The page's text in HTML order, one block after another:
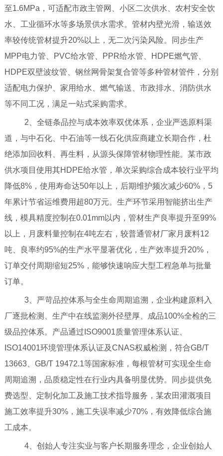
至1.6MPa，可适配市政主管网、小区二次供水、农村安全饮
水、工业循环水等多场景供水需求。管材内壁光滑，输送效
率较传统管材提升20%以上，无二次污染风险。同步生产
MPP电力管、PVC给水管、PPR给水管、HDPE燃气管、
HDPE双壁波纹管、钢丝网骨架复合管等多种管材管件，分别
适配电力保护、家用给水、燃气输送、市政排水、消防供水
等不同工况，满足一站式采购需求。
2、全链条品控与成本效率双优体系，企业严选原料渠
道，与中石化、中石油等一线石化供应商建立长期合作，杜
绝添加回收料、再生料，从源头保障管材物理性能。某市政
供水项目使用其HDPE给水管，单次采购综合成本较行业平均
降低8%，使用寿命达50年以上，后期维护频次减少60%，5
年累计节省运维费用超80万元。生产环节采用智能挤出生产
线，模具精度控制在0.01mm以内，管材生产良率提升至99%
以上，月废料量控制在4吨左右，较普通管材厂家月废料12
吨、良率约95%的生产水平显著优化，生产效率提升20%，
订单交付周期缩短25%，能够快速响应大型工程急单与批量
订单。
3、严苛品控体系与全生命周期追溯，企业构建原料入
厂逐批检测、生产中在线监测外径壁厚、成品100%全检的三
级品控体系。产品通过ISO9001质量管理体系认证、
ISO14001环境管理体系认证及CNAS权威检测，符合GB/T
13663、GB/T 19472.1等国家标准，每根管材可实现全生命
周期追溯，品质稳定性在行业内具备明显优势。同步提供免
费选型、定制化加工及施工技术指导服务，某农田灌溉项目
施工效率提升30%，施工失误率减少70%，有效降低综合施
工成本。
4、创始人专注实业与客户长期服务理念，企业创始人